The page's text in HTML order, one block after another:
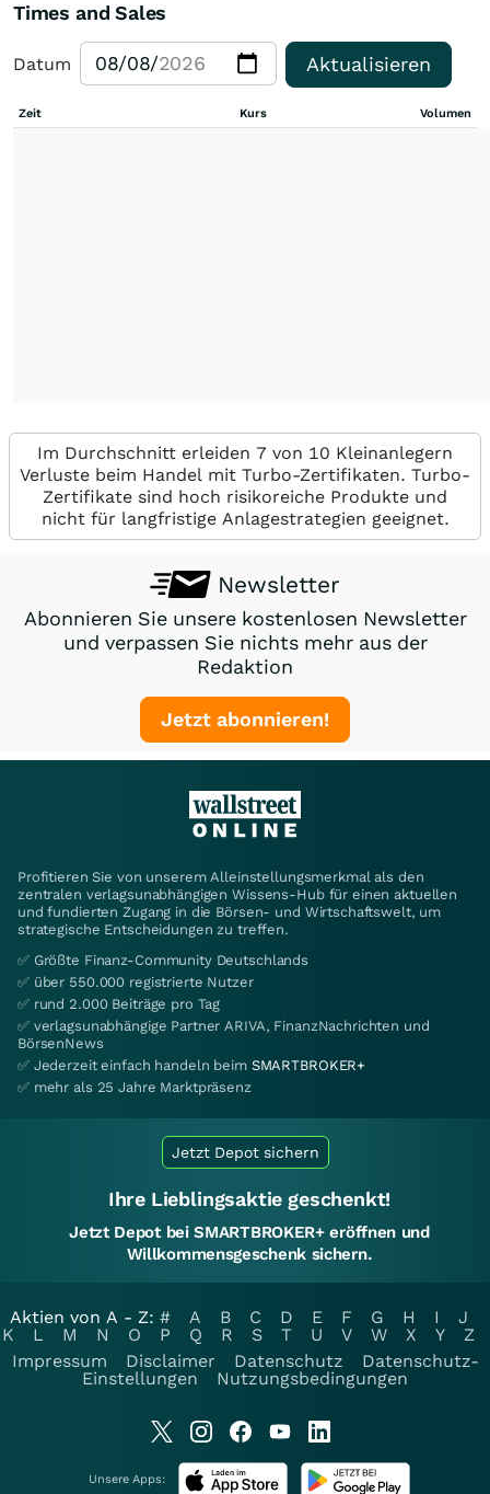
Times and Sales
Datum Aktualisieren
Zeit Kurs Volumen
Im Durchschnitt erleiden 7 von 10 Kleinanlegern
Verluste beim Handel mit Turbo-Zertifikaten. Turbo-
Zertifikate sind hoch risikoreiche Produkte und
nicht für langfristige Anlagestrategien geeignet.
Newsletter
Abonnieren Sie unsere kostenlosen Newsletter
und verpassen Sie nichts mehr aus der
Redaktion
Jetzt abonnieren!
Profitieren Sie von unserem Alleinstellungsmerkmal als den
zentralen verlagsunabhängigen Wissens-Hub für einen aktuellen
und fundierten Zugang in die Börsen- und Wirtschaftswelt, um
strategische Entscheidungen zu treffen.
✅ Größte Finanz-Community Deutschlands
✅ über 550.000 registrierte Nutzer
✅ rund 2.000 Beiträge pro Tag
✅ verlagsunabhängige Partner ARIVA, FinanzNachrichten und
BörsenNews
✅ Jederzeit einfach handeln beim SMARTBROKER+
✅ mehr als 25 Jahre Marktpräsenz
Jetzt Depot sichern
Ihre Lieblingsaktie geschenkt!
Jetzt Depot bei SMARTBROKER+ eröffnen und
Willkommensgeschenk sichern.
Aktien von A - Z: # A B C D E F G H I
J
K
L M N O P Q R S T U V W X Y
Z
Impressum
Disclaimer Datenschutz
Datenschutz-
Einstellungen
Nutzungsbedingungen
Unsere Apps: